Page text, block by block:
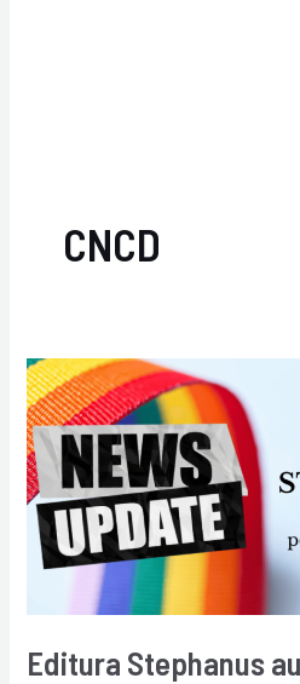
CNCD
Editura Stephanus
Editura
Stephanus
audiată
la
CNCD